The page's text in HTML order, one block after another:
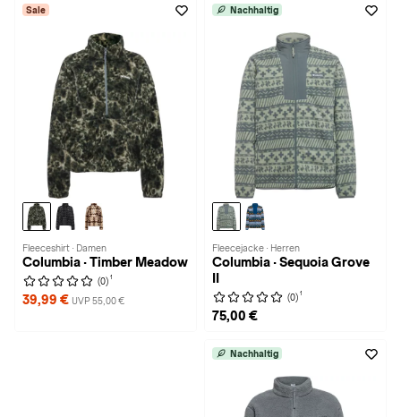
Sale
Fleeceshirt · Damen
Columbia · Timber Meadow
(0) 1
39,99 € UVP 55,00 €
Nachhaltig
Fleecejacke · Herren
Columbia · Sequoia Grove
(0) 1
75,00 €
Nachhaltig